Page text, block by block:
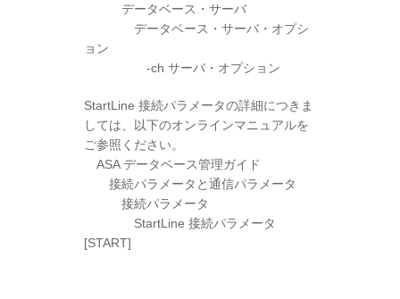
データベース・サーバ
データベース・サーバ・オプシ
ョン
-ch サーバ・オプション
StartLine 接続パラメータの詳細につきま
しては、以下のオンラインマニュアルを
ご参照ください。
ASA データベース管理ガイド
接続パラメータと通信パラメータ
接続パラメータ
StartLine 接続パラメータ
[START]